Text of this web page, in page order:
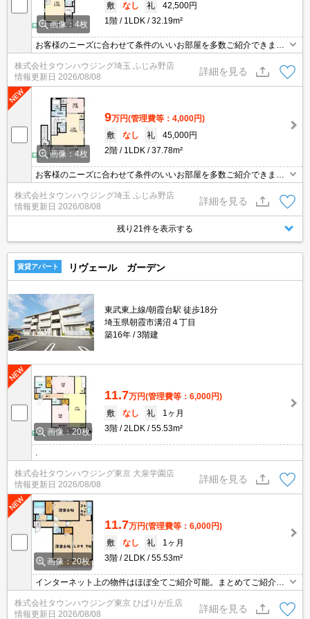
画像：4枚
敷
なし 礼
42,500円
1階
1LDK 32.19m²
お客様のニーズに合わせて条件のいいお部屋を多数ご紹介できます♪
情報数No.1のタウンハウジングまで是非お問い合わせください！
株式会社タウンハウジング埼玉 ふじみ野店
情報更新日 2026/08/08
詳細を見る
画像：4枚
9万円(管理費等：4,000円)
敷
なし 礼
45,000円
2階
1LDK 37.78m²
お客様のニーズに合わせて条件のいいお部屋を多数ご紹介できます♪
情報数No.1のタウンハウジングまで是非お問い合わせください！
株式会社タウンハウジング埼玉 ふじみ野店
情報更新日 2026/08/08
詳細を見る
残り21件を表示する
賃貸アパート リヴェール ガーデン
東武東上線/朝霞台駅 徒歩18分
埼玉県朝霞市溝沼４丁目
築16年
3階建
画像：20枚
11.7万円(管理費等：6,000円)
敷
なし 礼
1ヶ月
3階
2LDK 55.53m²
株式会社タウンハウジング東京 大泉学園店
情報更新日 2026/08/08
詳細を見る
画像：20枚
11.7万円(管理費等：6,000円)
敷
なし 礼
1ヶ月
3階
2LDK 55.53m²
インターネット上の物件はほぼ全てご紹介可能。まとめてご紹介致
します。お気軽にお問合せください。お部屋探しは情報量地域ナン
バー1のタウンハウジングまで。
株式会社タウンハウジング東京 ひばりが丘店
情報更新日 2026/08/08
詳細を見る